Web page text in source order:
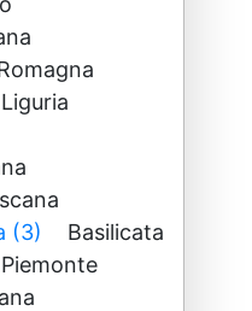
Liguria
(3)
Basilicata
Piemonte